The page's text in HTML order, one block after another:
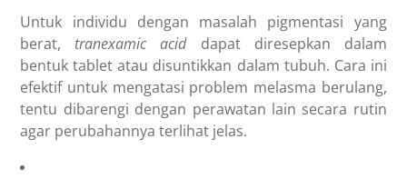
Untuk individu dengan masalah pigmentasi yang
berat, tranexamic acid dapat diresepkan dalam
bentuk tablet atau disuntikkan dalam tubuh. Cara ini
efektif untuk mengatasi problem melasma berulang,
tentu dibarengi dengan perawatan lain secara rutin
agar perubahannya terlihat jelas.